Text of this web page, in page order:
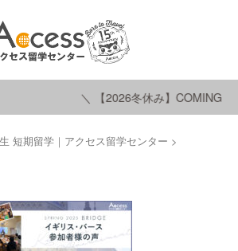
＼ 【2026冬休み】COMING
短期留学｜アクセス留学センター >